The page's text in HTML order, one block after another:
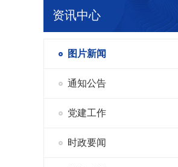
资讯中心
图片新闻
通知公告
党建工作
时政要闻